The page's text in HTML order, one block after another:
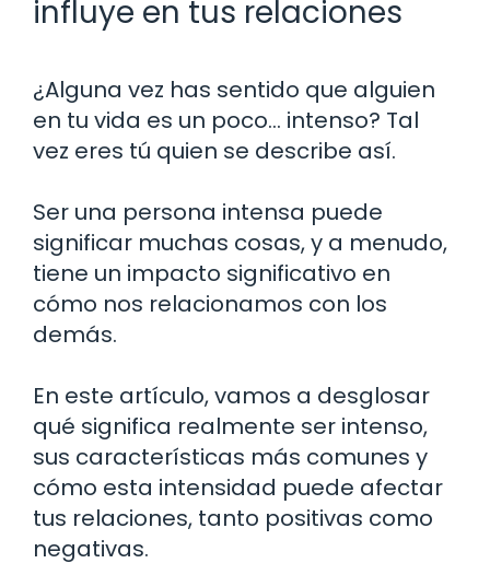
influye en tus relaciones
¿Alguna vez has sentido que alguien
en tu vida es un poco… intenso? Tal
vez eres tú quien se describe así.
Ser una persona intensa puede
significar muchas cosas, y a menudo,
tiene un impacto significativo en
cómo nos relacionamos con los
demás.
En este artículo, vamos a desglosar
qué significa realmente ser intenso,
sus características más comunes y
cómo esta intensidad puede afectar
tus relaciones, tanto positivas como
negativas.